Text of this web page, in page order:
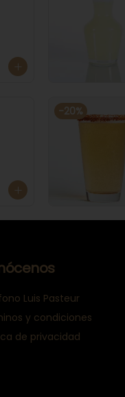
-20%
Luis Pasteur
y condiciones
de privacidad